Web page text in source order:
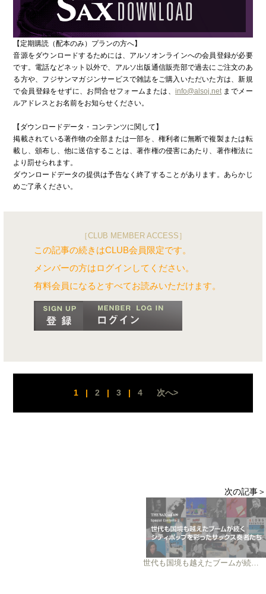
【定期購読（配本のみ）プランの方へ】
音源をダウンロードするためには、アルソオンラインへの会員登録が必要
です。電話などネット以外で、アルソ出版通信販売部で過去にご注文のあ
る方や、フジサンマガジンサービスで雑誌をご購入いただいた方は、新規
で会員登録をせずに、お問合せフォームまたは、info@alsoj.netまでメー
ルアドレスとお名前をお知らせください。
【ダウンロードデータ・コンテンツに関して】
掲載されている著作物の全部または一部を、権利者に無断で複製または転
載し、頒布し、他に送信することは、著作権の侵害にあたり、著作権法に
より罰せられます。
ダウンロードデータの提供は予告なく終了することがあります。あらかじ
めご了承ください。
［CLUB MEMBER ACCESS］
この記事の続きはCLUB会員限定です。
メンバーの方はログインしてください。
有料会員になるとすべてお読みいただけます。
1 | 2 | 3 | 4 次へ>
次の記事＞